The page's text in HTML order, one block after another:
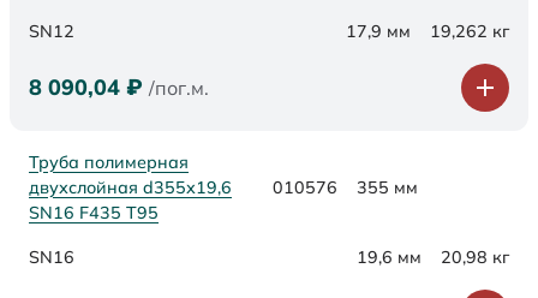
SN12 17,9 мм 19,262 кг
8 090,04 ₽ /пог.м.
Труба полимерная
двухслойная d355х19,6
SN16 F435 Т95
010576 355 мм
SN16 19,6 мм 20,98 кг